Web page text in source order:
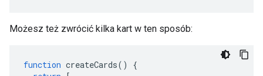
Możesz też zwrócić kilka kart w ten sposób:
function createCards()
{